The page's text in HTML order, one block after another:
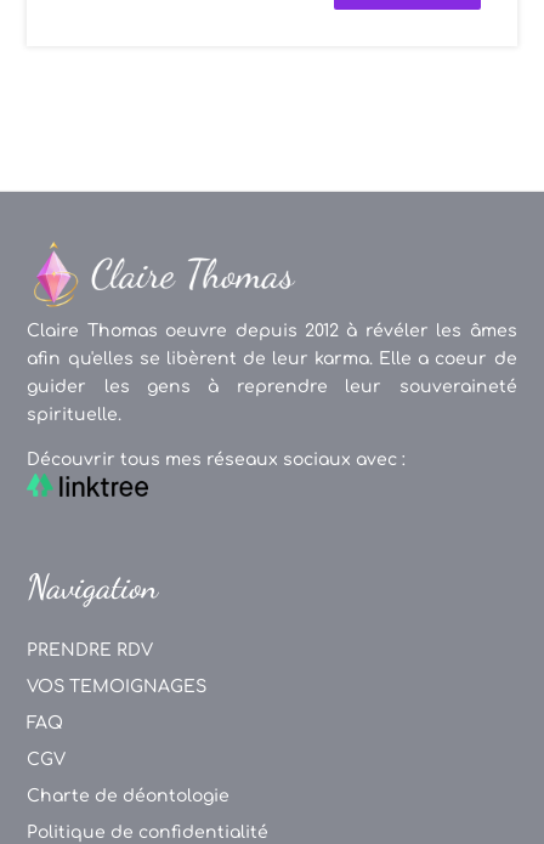
Claire Thomas oeuvre depuis 2012 à révéler les âmes
afin qu'elles se libèrent de leur karma. Elle a coeur de
guider les gens à reprendre leur souveraineté
spirituelle.
Découvrir tous mes réseaux sociaux avec :
Navigation
PRENDRE RDV
VOS TEMOIGNAGES
FAQ
CGV
Charte de déontologie
Politique de confidentialité